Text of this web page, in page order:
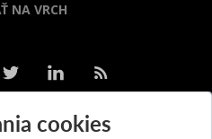
NA VRCH
cookies